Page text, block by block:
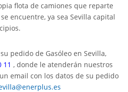
flota de camiones que reparte
encuentre, ya sea Sevilla capital
pedido de Gasóleo en Sevilla,
11 , donde le atenderán nuestros
email con los datos de su pedido